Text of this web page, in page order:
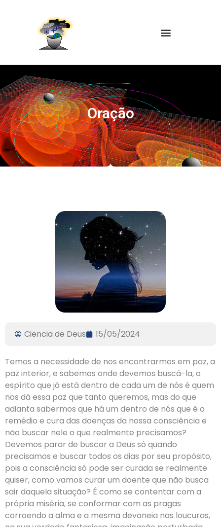
Oração
Ciencia de Deus 15/05/2024
Temos a necessidade de nos encontrarmos em paz, a
paz interior, e sabemos onde devemos buscá-la, o
espírito que já está dentro de cada um de nós é quem
nos dá essa paz que tanto queremos, mas do que
adianta sabermos que há um dentro de nós que é o
remédio e cura das doenças da nossa consciência e
não buscar nele o que realmente precisamos?
Devemos parar de buscar a Deus só quando
precisamos e buscar todos os dias por seu propósito,
pois a consciência só pode ser curada se realmente
quiser, como vamos curar um doente que não busca
sair daquela situação? É como se contentar com a
própria miséria, se conformar com as pragas
corroendo a alma e a mesma devaneia nas loucuras,